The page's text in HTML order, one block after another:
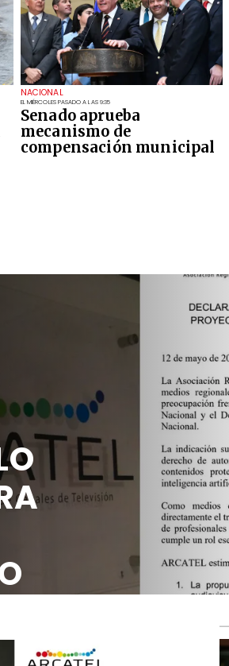
NACIONAL
EL MIÉRCOLES PASADO A LAS 9:35
Senado aprueba
mecanismo de
compensación municipal